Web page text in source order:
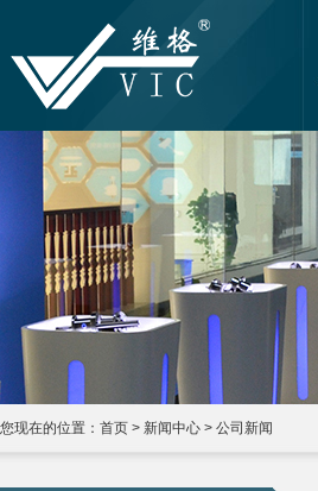
您现在的位置： 首页 > 新闻中心 > 公司新闻